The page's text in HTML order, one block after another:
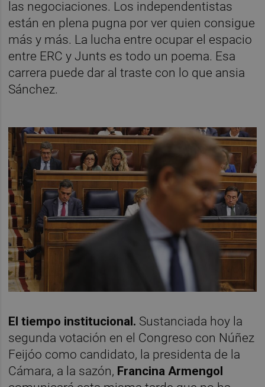
las negociaciones. Los independentistas
están en plena pugna por ver quien consigue
más y más. La lucha entre ocupar el espacio
entre ERC y Junts es todo un poema. Esa
carrera puede dar al traste con lo que ansia
Sánchez.
El tiempo institucional. Sustanciada hoy la
segunda votación en el Congreso con Núñez
Feijóo como candidato, la presidenta de la
Cámara, a la sazón, Francina Armengol